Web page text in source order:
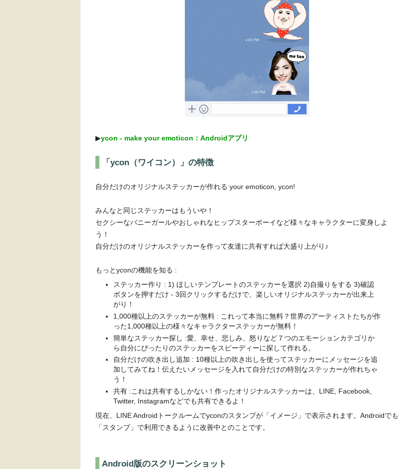
▶︎ycon - make your emoticon：Androidアプリ
「ycon（ワイコン）」の特徴
自分だけのオリジナルステッカーが作れる your emoticon, ycon!
みんなと同じステッカーはもういや！
セクシーなバニーガールやおしゃれなヒップスターボーイなど様々なキャラクターに変身しよ
う！
自分だけのオリジナルステッカーを作って友達に共有すれば大盛り上がり♪
もっとyconの機能を知る :
ステッカー作り : 1) ほしいテンプレートのステッカーを選択 2)自撮りをする 3)確認
ボタンを押すだけ - 3回クリックするだけで、楽しいオリジナルステッカーが出来上
がり！
1,000種以上のステッカーが無料 : これって本当に無料？世界のアーティストたちが作
った1,000種以上の様々なキャラクターステッカーが無料！
簡単なステッカー探し :愛、幸せ、悲しみ、怒りなど７つのエモーションカテゴリか
ら自分にぴったりのステッカーをスピーディーに探して作れる。
自分だけの吹き出し追加 : 10種以上の吹き出しを使ってステッカーにメッセージを追
加してみてね！伝えたいメッセージを入れて自分だけの特別なステッカーが作れちゃ
う！
共有 :これは共有するしかない！作ったオリジナルステッカーは、LINE, Facebook,
Twitter, Instagramなどでも共有できるよ！
現在、LINE Androidトークルームでyconのスタンプが「イメージ」で表示されます。Androidでも
「スタンプ」で利用できるように改善中とのことです。
Android版のスクリーンショット